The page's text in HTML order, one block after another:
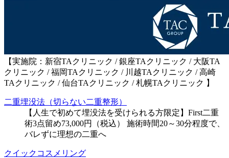
【実施院：新宿TAクリニック / 銀座TAクリニック / 大阪TA
クリニック / 福岡TAクリニック / 川越TAクリニック / 高崎
TAクリニック / 仙台TAクリニック / 札幌TAクリニック 】
二重埋没法（切らない二重整形）
【人生で初めて埋没法を受けられる方限定】First二重
術3点留め73,000円（税込） 施術時間20～30分程度で、
バレずに理想の二重へ
クイックコスメリング